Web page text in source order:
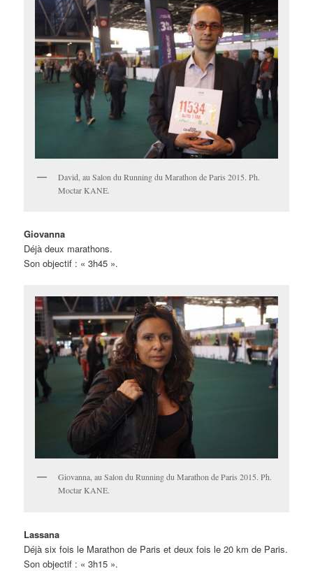
David, au Salon du Running du Marathon de Paris 2015. Ph.
Moctar KANE.
Giovanna
Déjà deux marathons.
Son objectif : « 3h45 ».
Giovanna, au Salon du Running du Marathon de Paris 2015. Ph.
Moctar KANE.
Lassana
Déjà six fois le Marathon de Paris et deux fois le 20 km de Paris.
Son objectif : « 3h15 ».